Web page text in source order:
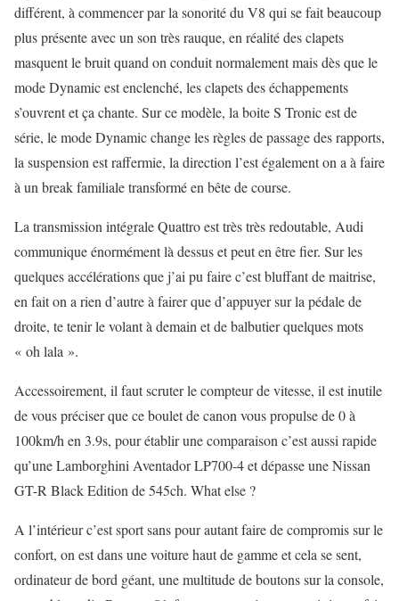
différent, à commencer par la sonorité du V8 qui se fait beaucoup
plus présente avec un son très rauque, en réalité des clapets
masquent le bruit quand on conduit normalement mais dès que le
mode Dynamic est enclenché, les clapets des échappements
s’ouvrent et ça chante. Sur ce modèle, la boite S Tronic est de
série, le mode Dynamic change les règles de passage des rapports,
la suspension est raffermie, la direction l’est également on a à faire
à un break familiale transformé en bête de course.
La transmission intégrale Quattro est très très redoutable, Audi
communique énormément là dessus et peut en être fier. Sur les
quelques accélérations que j’ai pu faire c’est bluffant de maitrise,
en fait on a rien d’autre à fairer que d’appuyer sur la pédale de
droite, te tenir le volant à demain et de balbutier quelques mots
« oh lala ».
Accessoirement, il faut scruter le compteur de vitesse, il est inutile
de vous préciser que ce boulet de canon vous propulse de 0 à
100km/h en 3.9s, pour établir une comparaison c’est aussi rapide
qu’une Lamborghini Aventador LP700-4 et dépasse une Nissan
GT-R Black Edition de 545ch. What else ?
A l’intérieur c’est sport sans pour autant faire de compromis sur le
confort, on est dans une voiture haut de gamme et cela se sent,
ordinateur de bord géant, une multitude de boutons sur la console,